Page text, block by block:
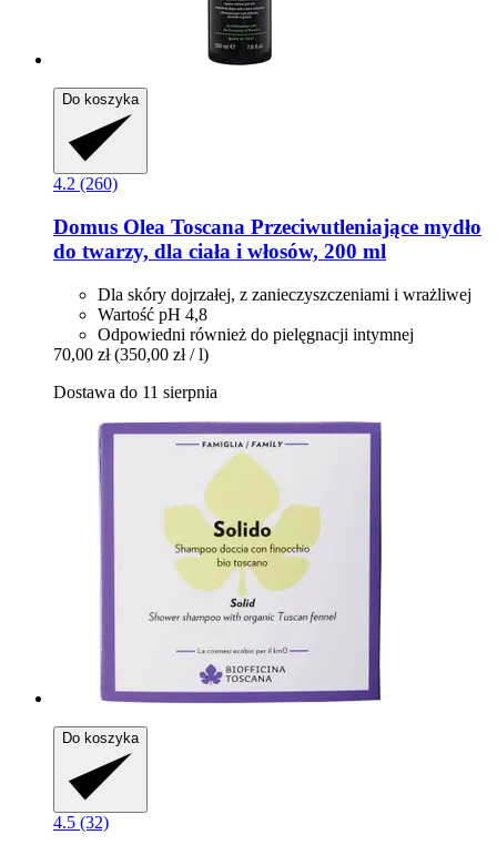
Do koszyka
4.2 (260)
Domus Olea Toscana Przeciwutleniające mydło
do twarzy, dla ciała i włosów, 200 ml
Dla skóry dojrzałej, z zanieczyszczeniami i wrażliwej
Wartość pH 4,8
Odpowiedni również do pielęgnacji intymnej
70,00 zł (350,00 zł / l)
Dostawa do 11 sierpnia
Do koszyka
4.5 (32)